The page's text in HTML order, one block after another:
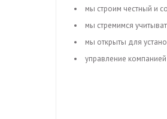
мы строим честный и
мы стремимся
мы открыты для
управление